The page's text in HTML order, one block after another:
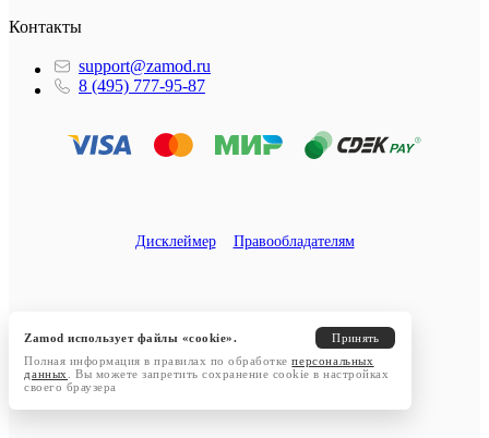
Контакты
support@zamod.ru
8 (495) 777-95-87
Дисклеймер Правообладателям
Zamod использует файлы «cookie».
Принять
Полная информация в правилах по обработкеперсональных
данных
. Вы можете запретить сохранение cookie в настройках
своего браузера